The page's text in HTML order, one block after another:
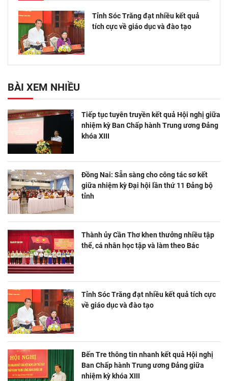
Tỉnh Sóc Trăng đạt nhiều kết quả
tích cực về giáo dục và đào tạo
BÀI XEM NHIỀU
Tiếp tục tuyên truyền kết quả Hội nghị giữa
nhiệm kỳ Ban Chấp hành Trung ương Đảng
khóa XIII
Đồng Nai: Sẵn sàng cho công tác sơ kết
giữa nhiệm kỳ Đại hội lần thứ 11 Đảng bộ
tỉnh
Thành ủy Cần Thơ khen thưởng nhiều tập
thể, cá nhân học tập và làm theo Bác
Tỉnh Sóc Trăng đạt nhiều kết quả tích cực
về giáo dục và đào tạo
Bến Tre thông tin nhanh kết quả Hội nghị
Ban Chấp hành Trung ương Đảng giữa
nhiệm kỳ khóa XIII